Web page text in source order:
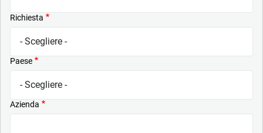
Richiesta
Paese
Azienda